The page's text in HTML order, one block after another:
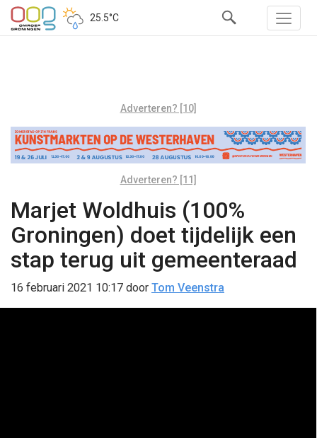
25.5°C
Adverteren? [10]
Adverteren? [11]
Marjet Woldhuis (100%
Groningen) doet tijdelijk een
stap terug uit gemeenteraad
16 februari 2021 10:17 door Tom Veenstra